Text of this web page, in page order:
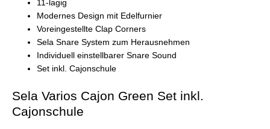
11-lagig
Modernes Design mit Edelfurnier
Voreingestellte Clap Corners
Sela Snare System zum Herausnehmen
Individuell einstellbarer Snare Sound
Set inkl. Cajonschule
Sela Varios Cajon Green Set inkl.
Cajonschule